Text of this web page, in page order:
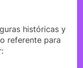
históricas y
referente para